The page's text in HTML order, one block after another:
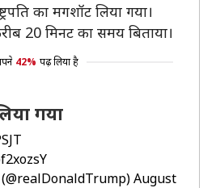
का मगशॉट लिया गया।
20 मिनट का समय बिताया।
42% पढ़ लिया है
गया
August